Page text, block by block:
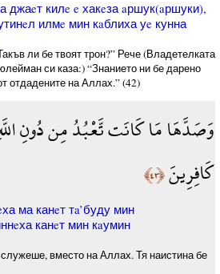
килe e хакeза aршук(aршуки),
илмe мин кaблиха уe кунна
ли бе твоят трон?” Рече (Владетелката
си каза:) “Знанието ни бе дарено
отдадените на Аллах.” (42)
وَصَدَّهَا مَا كَانَت تَّعْبُدُ مِن دُونِ
كَافِرِينَ﴿٤٣﴾
ма канeт тa’буду мин
канeт мин кaумин
вместо на Аллах. Тя наистина бе